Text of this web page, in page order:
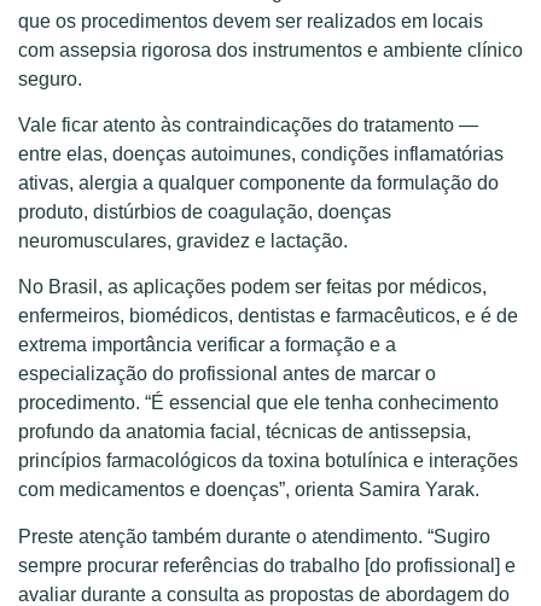
que os procedimentos devem ser realizados em locais
com assepsia rigorosa dos instrumentos e ambiente clínico
seguro.
Vale ficar atento às contraindicações do tratamento —
entre elas, doenças autoimunes, condições inflamatórias
ativas, alergia a qualquer componente da formulação do
produto, distúrbios de coagulação, doenças
neuromusculares, gravidez e lactação.
No Brasil, as aplicações podem ser feitas por médicos,
enfermeiros, biomédicos, dentistas e farmacêuticos, e é de
extrema importância verificar a formação e a
especialização do profissional antes de marcar o
procedimento. “É essencial que ele tenha conhecimento
profundo da anatomia facial, técnicas de antissepsia,
princípios farmacológicos da toxina botulínica e interações
com medicamentos e doenças”, orienta Samira Yarak.
Preste atenção também durante o atendimento. “Sugiro
sempre procurar referências do trabalho [do profissional] e
avaliar durante a consulta as propostas de abordagem do